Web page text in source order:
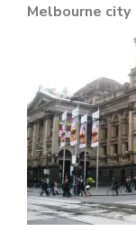
Melbourne city